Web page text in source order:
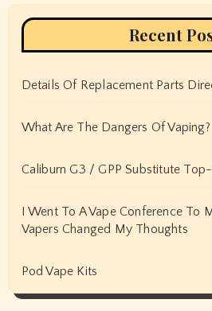
Recent
Details Of Replacement Parts
What Are The Dangers Of Vaping?
Caliburn G3 / GPP Substitute
I Went To A Vape Conference To
Vapers Changed My Thoughts
Pod Vape Kits